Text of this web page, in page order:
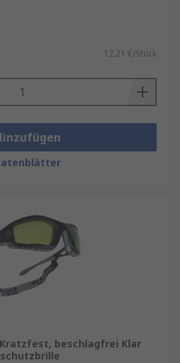
12,21 €/Stück
Kratzfest, beschlagfrei Klar